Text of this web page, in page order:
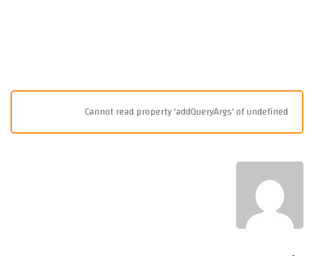
Cannot read property 'addQueryArgs' of undefined